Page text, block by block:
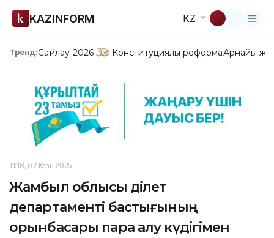
KAZINFORM KZ
Тренд:Сайлау-2026 Конституциялық реформаАрнайы
11:18, 07 Қазан 2025
Жамбыл облысы Әділет
департаменті бастығының
орынбасары пара алу күдігімен